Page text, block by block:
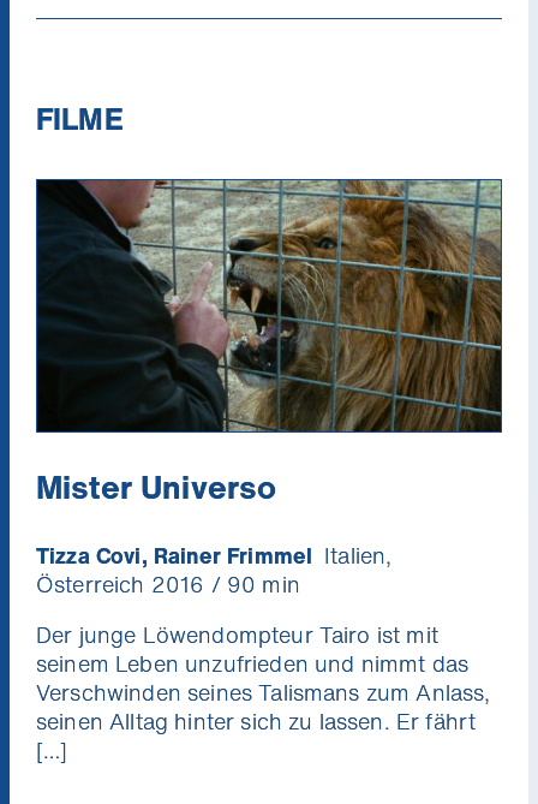
FILME
Mister Universo
Tizza Covi, Rainer Frimmel Italien,
Österreich 2016 / 90 min
Der junge Löwendompteur Tairo ist mit
seinem Leben unzufrieden und nimmt das
Verschwinden seines Talismans zum Anlass,
seinen Alltag hinter sich zu lassen. Er fährt
[…]